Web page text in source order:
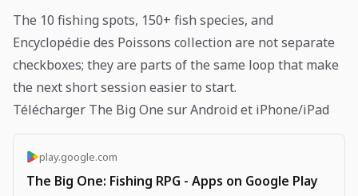
The 10 fishing spots, 150+ fish species, and
Encyclopédie des Poissons collection are not separate
checkboxes; they are parts of the same loop that make
the next short session easier to start.
Télécharger The Big One sur Android et iPhone/iPad
play.google.com
The Big One: Fishing RPG - Apps on Google Play